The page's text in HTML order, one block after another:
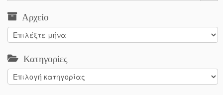
Αρχείο
Αρχείο
Κατηγορίες
Κατηγορίες